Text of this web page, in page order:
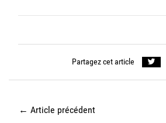
Partagez cet article
← Article précédent